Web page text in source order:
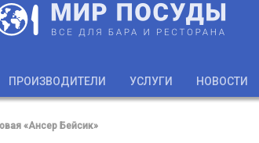
ПРОИЗВОДИТЕЛИ УСЛУГИ НОВОСТИ
«Ансер Бейсик»